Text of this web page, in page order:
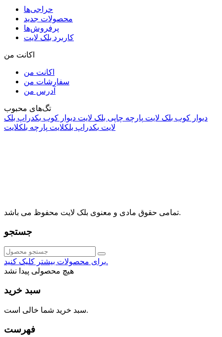
حراجی‌ها
محصولات جدید
پرفروش‌ها
کاربرد بلک لایت
اکانت من
اکانت من
سفارشات من
آدرس من
تگ‌های محبوب
دیوار کوب بلک لایت پارچه چاپی بلک لایت دیوار کوب بکدراپ بلک
لایت بکدراپ بلکلایت پارچه بلکلایت
تمامی حقوق مادی و معنوی بلک لایت محفوظ می باشد.
جستجو
برای محصولات بیشتر کلیک کنید.
هیچ محصولی پیدا نشد
سبد خرید
سبد خرید شما خالی است.
فهرست